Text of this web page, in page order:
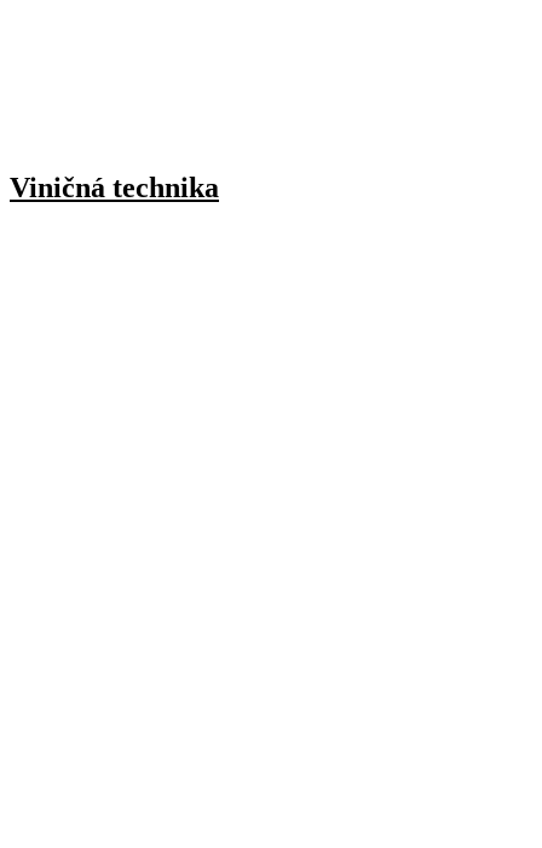
Viničná technika